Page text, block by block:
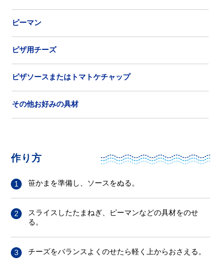
ピーマン
ピザ用チーズ
ピザソースまたはトマトケチャップ
その他お好みの具材
作り方
笹かまを準備し、ソースをぬる。
スライスしたたまねぎ、ピーマンなどの具材をのせ
る。
チーズをバランスよくのせたら軽く上からおさえる。